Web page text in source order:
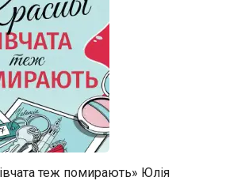
теж помирають» Юлія